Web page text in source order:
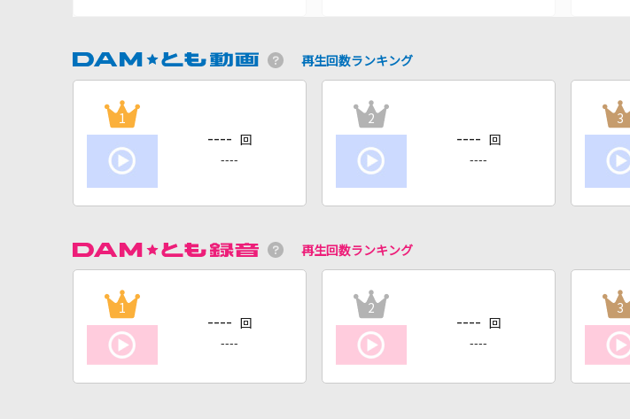
再生回数ランキング
1
---- 回
----
2
---- 回
----
3
再生回数ランキング
1
---- 回
----
2
---- 回
----
3